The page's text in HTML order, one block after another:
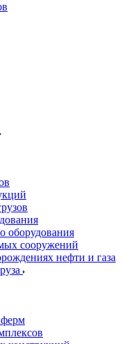
оборудования
сооружений
нефти и газа
ферм